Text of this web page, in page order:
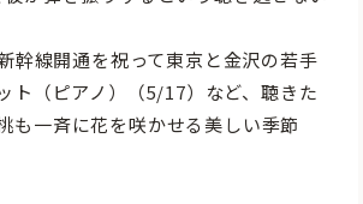
線開通を祝って東京と金沢の若手
ト（ピアノ）（5/17）など、聴きた
も一斉に花を咲かせる美しい季節